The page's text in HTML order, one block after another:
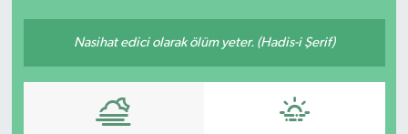
Nasihat edici olarak ölüm yeter. (Hadis-i Şerif)
Sağlık
Teknoloji